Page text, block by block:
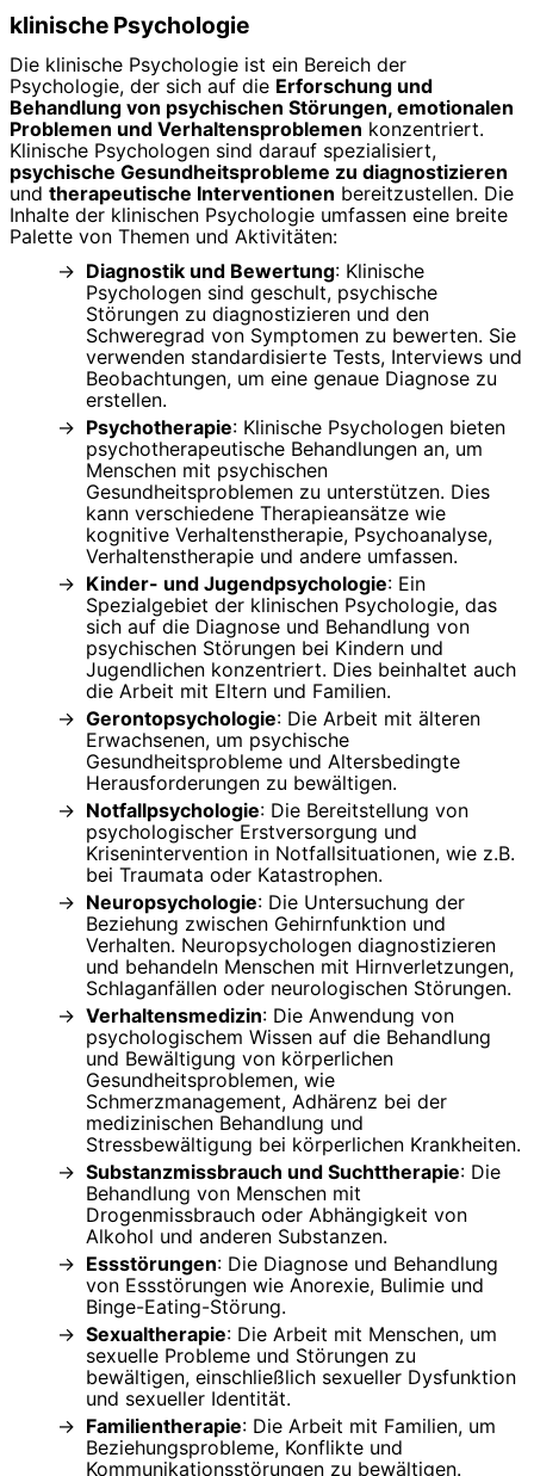
klinische Psychologie
Die klinische Psychologie ist ein Bereich der
Psychologie, der sich auf die Erforschung und
Behandlung von psychischen Störungen, emotionalen
Problemen und Verhaltensproblemen konzentriert.
Klinische Psychologen sind darauf spezialisiert,
psychische Gesundheitsprobleme zu diagnostizieren
und therapeutische Interventionen bereitzustellen. Die
Inhalte der klinischen Psychologie umfassen eine breite
Palette von Themen und Aktivitäten:
Diagnostik und Bewertung: Klinische
Psychologen sind geschult, psychische
Störungen zu diagnostizieren und den
Schweregrad von Symptomen zu bewerten. Sie
verwenden standardisierte Tests, Interviews und
Beobachtungen, um eine genaue Diagnose zu
erstellen.
Psychotherapie: Klinische Psychologen bieten
psychotherapeutische Behandlungen an, um
Menschen mit psychischen
Gesundheitsproblemen zu unterstützen. Dies
kann verschiedene Therapieansätze wie
kognitive Verhaltenstherapie, Psychoanalyse,
Verhaltenstherapie und andere umfassen.
Kinder- und Jugendpsychologie: Ein
Spezialgebiet der klinischen Psychologie, das
sich auf die Diagnose und Behandlung von
psychischen Störungen bei Kindern und
Jugendlichen konzentriert. Dies beinhaltet auch
die Arbeit mit Eltern und Familien.
Gerontopsychologie: Die Arbeit mit älteren
Erwachsenen, um psychische
Gesundheitsprobleme und Altersbedingte
Herausforderungen zu bewältigen.
Notfallpsychologie: Die Bereitstellung von
psychologischer Erstversorgung und
Krisenintervention in Notfallsituationen, wie z.B.
bei Traumata oder Katastrophen.
Neuropsychologie: Die Untersuchung der
Beziehung zwischen Gehirnfunktion und
Verhalten. Neuropsychologen diagnostizieren
und behandeln Menschen mit Hirnverletzungen,
Schlaganfällen oder neurologischen Störungen.
Verhaltensmedizin: Die Anwendung von
psychologischem Wissen auf die Behandlung
und Bewältigung von körperlichen
Gesundheitsproblemen, wie
Schmerzmanagement, Adhärenz bei der
medizinischen Behandlung und
Stressbewältigung bei körperlichen Krankheiten.
Substanzmissbrauch und Suchttherapie: Die
Behandlung von Menschen mit
Drogenmissbrauch oder Abhängigkeit von
Alkohol und anderen Substanzen.
Essstörungen: Die Diagnose und Behandlung
von Essstörungen wie Anorexie, Bulimie und
Binge-Eating-Störung.
Sexualtherapie: Die Arbeit mit Menschen, um
sexuelle Probleme und Störungen zu
bewältigen, einschließlich sexueller Dysfunktion
und sexueller Identität.
Familientherapie: Die Arbeit mit Familien, um
Beziehungsprobleme, Konflikte und
Kommunikationsstörungen zu bewältigen.